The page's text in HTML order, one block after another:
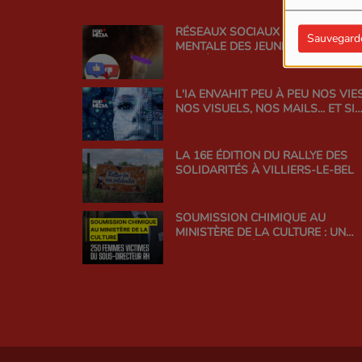
RÉSEAUX SOCIAUX ET SANTÉ
MENTALE DES JEUNES : TROUVER
L'IA ENVAHIT PEU À PEU NOS
NOS VISUELS, NOS MAILS... ET SI
LA 16E ÉDITION DU RALLYE DES
SOLIDARITÉS À VILLIERS-LE-BEL
SOUMISSION CHIMIQUE AU
MINISTÈRE DE LA CULTURE : UN